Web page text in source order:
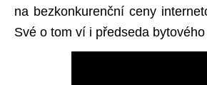
na bezkonkurenční ceny
Své o tom ví i předseda